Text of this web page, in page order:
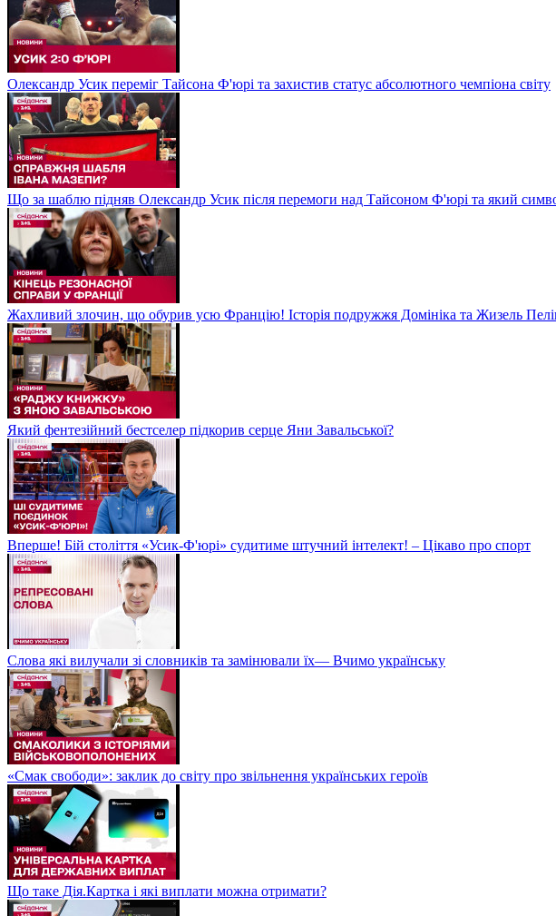
Олександр Усик переміг Тайсона Ф'юрі та захистив статус абсолютного чемпіона світу
Що за шаблю підняв Олександр Усик після перемоги над Тайсоном Ф'юрі та який
Жахливий злочин, що обурив усю Францію! Історія подружжя Домініка та Жизель
Який фентезійний бестселер підкорив серце Яни Завальської?
Вперше! Бій століття «Усик-Ф'юрі» судитиме штучний інтелект! – Цікаво про спорт
Слова які вилучали зі словників та замінювали їх— Вчимо українську
«Смак свободи»: заклик до світу про звільнення українських героїв
Що таке Дія.Картка і які виплати можна отримати?